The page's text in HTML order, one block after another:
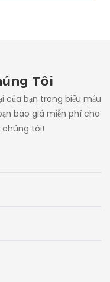
Tôi
của bạn trong biểu mẫu
báo giá miễn phí cho
chúng tôi!